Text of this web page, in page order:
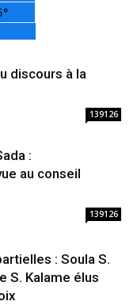
discours à la
139126
:
au conseil
139126
: Soula S.
S. Kalame élus